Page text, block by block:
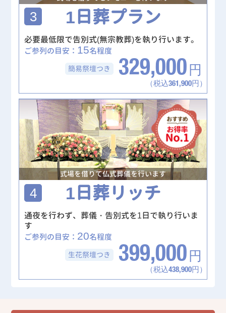
3 1日葬プラン
必要最低限で告別式(無宗教葬)を執り行います。
ご参列の目安： 15名程度
簡易祭壇つき 329,000 円
（税込361,900円）
式場を借りて仏式葬儀を行います
4 1日葬リッチ
通夜を行わず、葬儀・告別式を1日で執り行いま
す
ご参列の目安： 20名程度
生花祭壇つき 399,000 円
（税込438,900円）